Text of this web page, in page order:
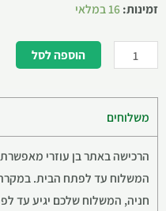
זמינות: 16 במלאי
הוספה לסל
משלוחים
הרכישה באתר בן עוזרי
המשלוח עד לפתח הבית.
חניה, המשלוח שלכם יגיע עד